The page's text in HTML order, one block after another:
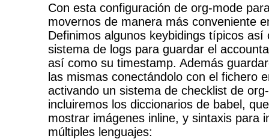
Con esta configuración de org-mode
movernos de manera más conveniente
Definimos algunos keybidings típicos así
sistema de logs para guardar el
así como su timestamp. Además
las mismas conectándolo con el fichero
activando un sistema de checklist de
incluiremos los diccionarios de babel,
mostrar imágenes inline, y sintaxis para
múltiples lenguajes: